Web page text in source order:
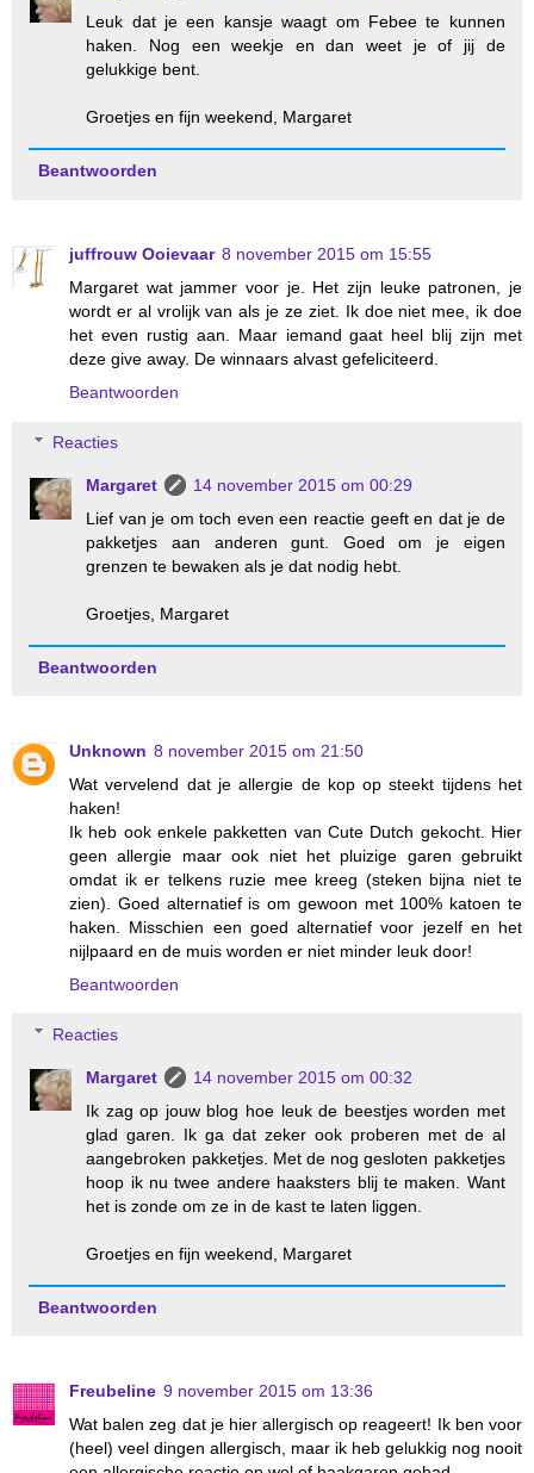
Leuk dat je een kansje waagt om Febee te kunnen
haken. Nog een weekje en dan weet je of jij de
gelukkige bent.
Groetjes en fijn weekend, Margaret
Beantwoorden
juffrouw Ooievaar 8 november 2015 om 15:55
Margaret wat jammer voor je. Het zijn leuke patronen, je
wordt er al vrolijk van als je ze ziet. Ik doe niet mee, ik doe
het even rustig aan. Maar iemand gaat heel blij zijn met
deze give away. De winnaars alvast gefeliciteerd.
Beantwoorden
Reacties
Margaret
14 november 2015 om 00:29
Lief van je om toch even een reactie geeft en dat je de
pakketjes aan anderen gunt. Goed om je eigen
grenzen te bewaken als je dat nodig hebt.
Groetjes, Margaret
Beantwoorden
Unknown 8 november 2015 om 21:50
Wat vervelend dat je allergie de kop op steekt tijdens het
haken!
Ik heb ook enkele pakketten van Cute Dutch gekocht. Hier
geen allergie maar ook niet het pluizige garen gebruikt
omdat ik er telkens ruzie mee kreeg (steken bijna niet te
zien). Goed alternatief is om gewoon met 100% katoen te
haken. Misschien een goed alternatief voor jezelf en het
nijlpaard en de muis worden er niet minder leuk door!
Beantwoorden
Reacties
Margaret
14 november 2015 om 00:32
Ik zag op jouw blog hoe leuk de beestjes worden met
glad garen. Ik ga dat zeker ook proberen met de al
aangebroken pakketjes. Met de nog gesloten pakketjes
hoop ik nu twee andere haaksters blij te maken. Want
het is zonde om ze in de kast te laten liggen.
Groetjes en fijn weekend, Margaret
Beantwoorden
Freubeline 9 november 2015 om 13:36
Wat balen zeg dat je hier allergisch op reageert! Ik ben voor
(heel) veel dingen allergisch, maar ik heb gelukkig nog nooit